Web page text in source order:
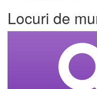
Locuri de